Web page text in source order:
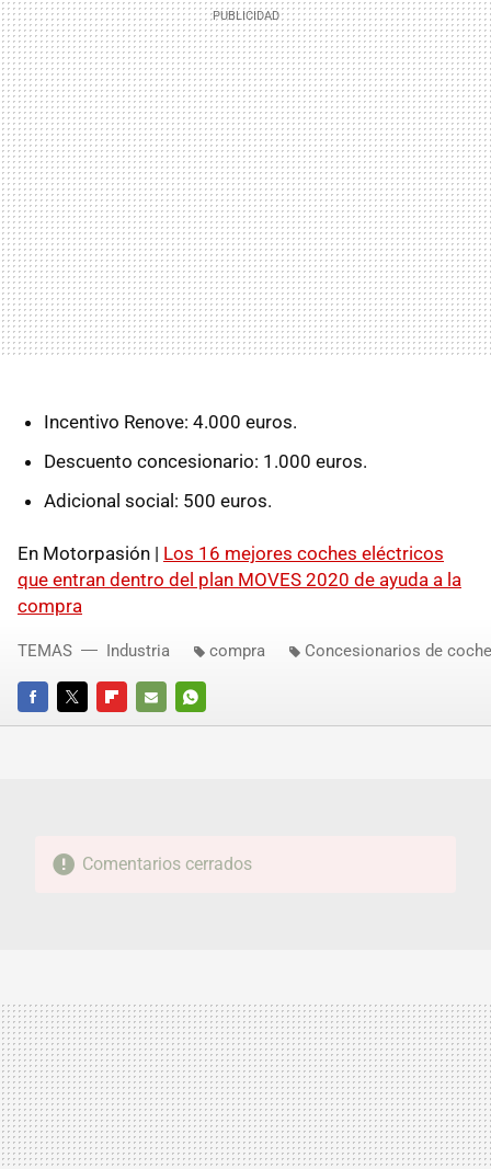
Incentivo Renove: 4.000 euros.
Descuento concesionario: 1.000 euros.
Adicional social: 500 euros.
En Motorpasión | Los 16 mejores coches eléctricos
que entran dentro del plan MOVES 2020 de ayuda a la
compra
FACEBOOKTWITTERFLIPBOARD
E-
WHATSAPP
TEMAS Industria compra Concesionarios de
Comentarios cerrados